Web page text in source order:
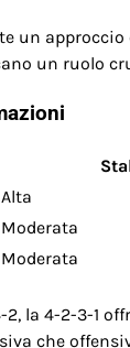
un
un ruolo
Alta
Moderata
Moderata
la 4-2-3-1
che